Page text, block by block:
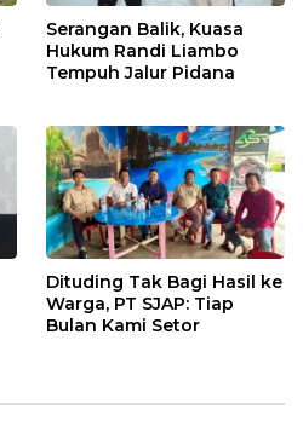
Serangan Balik, Kuasa
Hukum Randi Liambo
Tempuh Jalur Pidana
Dituding Tak Bagi Hasil ke
Warga, PT SJAP: Tiap
Bulan Kami Setor